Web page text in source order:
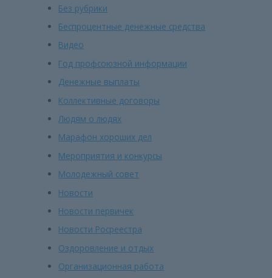
Без рубрики
Беспроцентные денежные средства
Видео
Год профсоюзной информации
Денежные выплаты
Коллективные договоры
Людям о людях
Марафон хороших дел
Мероприятия и конкурсы
Молодежный совет
Новости
Новости первичек
Новости Росреестра
Оздоровление и отдых
Организационная работа